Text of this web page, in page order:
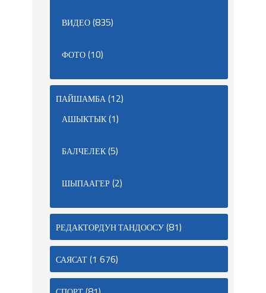
ВИДЕО(835)
ФОТО(10)
ПАЙШАМБА(12)
АШЫКТЫК(1)
БАЛЧЕЛЕК(5)
ШЫПААГЕР(2)
РЕДАКТОРДУН ТАНДООСУ(81)
САЯСАТ(1 676)